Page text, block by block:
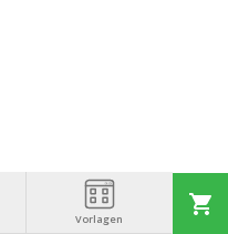
Vorlagen